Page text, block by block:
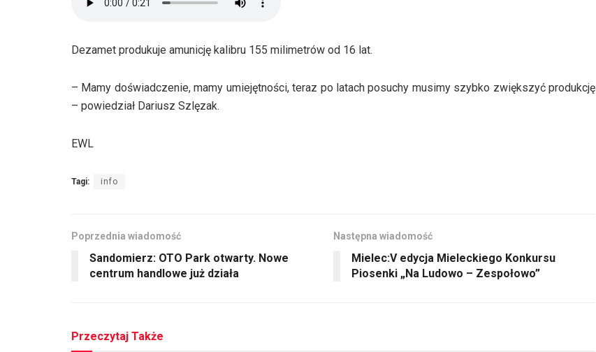
Dezamet produkuje amunicję kalibru 155 milimetrów od 16 lat.
– Mamy doświadczenie, mamy umiejętności, teraz po latach posuchy musimy szybko zwiększyć produkcję
– powiedział Dariusz Szlęzak.
EWL
Tagi: info
Poprzednia wiadomość
Sandomierz: OTO Park otwarty. Nowe
centrum handlowe już działa
Następna wiadomość
Mielec:V edycja Mieleckiego Konkursu
Piosenki „Na Ludowo – Zespołowo”
Przeczytaj Także